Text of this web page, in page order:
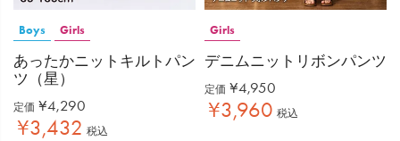
Boys Girls
あったかニットキルトパン
ツ（星）
定価 ¥4,290
¥3,432 税込
Girls
デニムニットリボンパンツ
定価 ¥4,950
¥3,960 税込